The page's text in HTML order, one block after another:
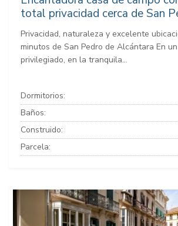
total privacidad cerca de San
Privacidad, naturaleza y excelente
minutos de San Pedro de Alcántara En
privilegiado, en la tranquila...
Dormitorios:
Baños:
Construido:
Parcela: